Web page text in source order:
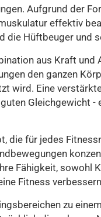
Aufgrund der
effektiv
die Hüftbeuger
aus Kraft
den ganzen
wird. Eine
Gleichgewicht
die für jedes
Fähigkeit, sowohl
Fitness
zu